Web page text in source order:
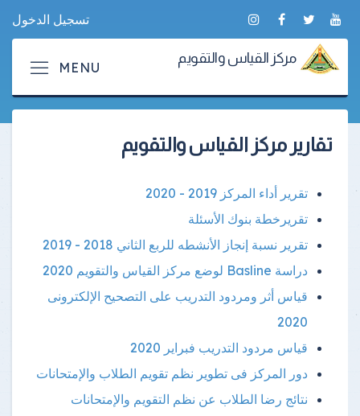
تسجيل الدخول
مركز القياس والتقويم
تقارير مركز القياس والتقويم
تقرير أداء المركز 2019 - 2020
تقريرخطة بنوك الأسئلة
تقرير نسبة إنجاز الأنشطه للربع الثاني 2018 - 2019
دراسة Basline لوضع مركز القياس والتقويم 2020
قياس أثر ومردود التدريب على التصحيح الإلكترونى
2020
قياس مردود التدريب فبراير 2020
دور المركز فى تطوير نظم تقويم الطلاب والإمتحانات
نتائج رضا الطلاب عن نظم التقويم والإمتحانات